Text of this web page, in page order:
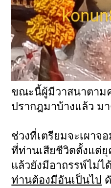
ขณะนี้ผู้มีวาสนาตาม
ปรากฎมาบ้างแล้ว ม
ช่วงที่เตรียมจะเผาจ
ที่ท่านเสียชีวิตตั้งแต่
แล้วยังมีอาถรรพ์ไม่ไ
ท่านต้องมีอันเป็นไป